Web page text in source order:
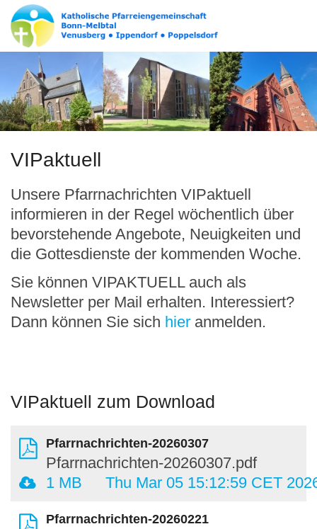
VIPaktuell
Unsere Pfarrnachrichten VIPaktuell
informieren in der Regel wöchentlich über
bevorstehende Angebote, Neuigkeiten und
die Gottesdienste der kommenden Woche.
Sie können VIPAKTUELL auch als
Newsletter per Mail erhalten. Interessiert?
Dann können Sie sich hier anmelden.
VIPaktuell zum Download
Pfarrnachrichten-20260307
Pfarrnachrichten-20260307.pdf
1 MB
Thu Mar 05 15:12:59 CET
Pfarrnachrichten-20260221